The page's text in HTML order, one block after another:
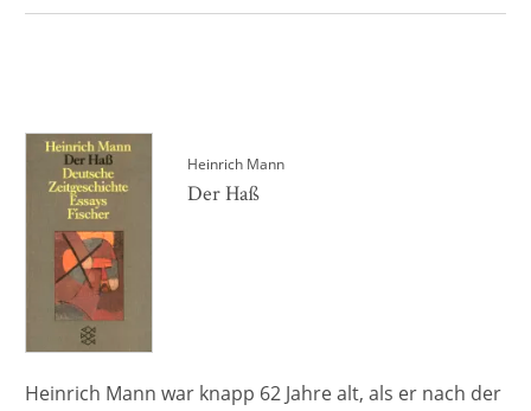
Heinrich Mann
Der Haß
Heinrich Mann war knapp 62 Jahre alt, als er nach der